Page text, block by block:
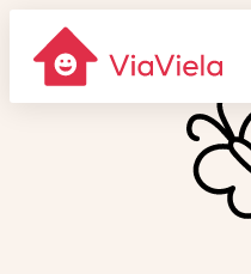
Gastouderbureau
ViaViela